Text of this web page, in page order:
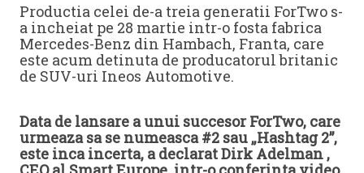
Productia celei de-a treia generatii ForTwo s-
a incheiat pe 28 martie intr-o fosta fabrica
Mercedes-Benz din Hambach, Franta, care
este acum detinuta de producatorul britanic
de SUV-uri Ineos Automotive.
Data de lansare a unui succesor ForTwo, care
urmeaza sa se numeasca #2 sau „Hashtag 2”,
este inca incerta, a declarat Dirk Adelman ,